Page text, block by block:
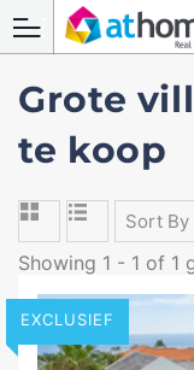
Grote
te koop
Sort By
Showing 1 - 1 of
EXCLUSIEF